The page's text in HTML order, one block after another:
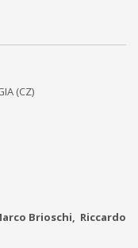
(CZ)
Brioschi, Riccardo